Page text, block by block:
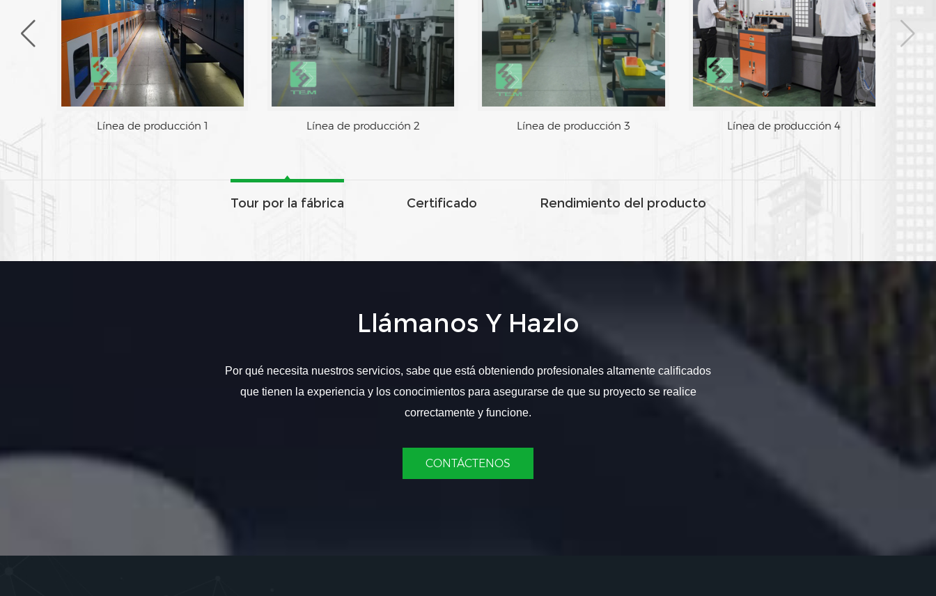
Área de fabrica Línea de producción 1 Línea de producción 2 Línea de producción 3
Tour por la fábrica Certificado Rendimiento del producto
Llámanos Y Hazlo
Por qué necesita nuestros servicios, sabe que está obteniendo profesionales altamente calificados
que tienen la experiencia y los conocimientos para asegurarse de que su proyecto se realice
correctamente y funcione.
CONTÁCTENOS